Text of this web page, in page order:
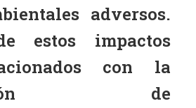
adversos.
estos impactos
con la
de